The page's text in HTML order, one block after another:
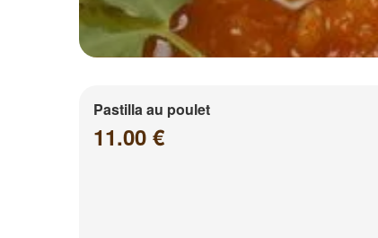
Pastilla au poulet
11.00 €